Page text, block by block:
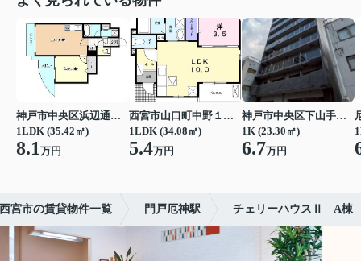
神戸市中央区浜辺通３丁目
1LDK (35.42㎡)
8.1万円
西宮市山口町中野１丁目
1LDK (34.08㎡)
5.4万円
神戸市中央区下山手通７丁目
1K (23.30㎡)
6.7万円
西宮市の賃貸物件一覧 門戸厄神駅 チェリーハウスⅡ A棟